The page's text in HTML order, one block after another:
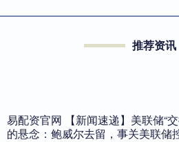
推荐资讯
易配资官网 【新闻速递】美联储“
的悬念：鲍威尔去留，事关美联储